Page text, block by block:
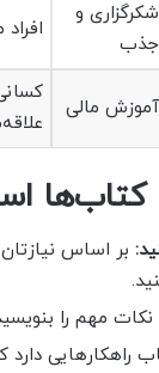
شکرگزاری و
جذب
آموزش مالی
کتاب‌ها
بر اساس
نکات مهم را
راهکارهایی دارد